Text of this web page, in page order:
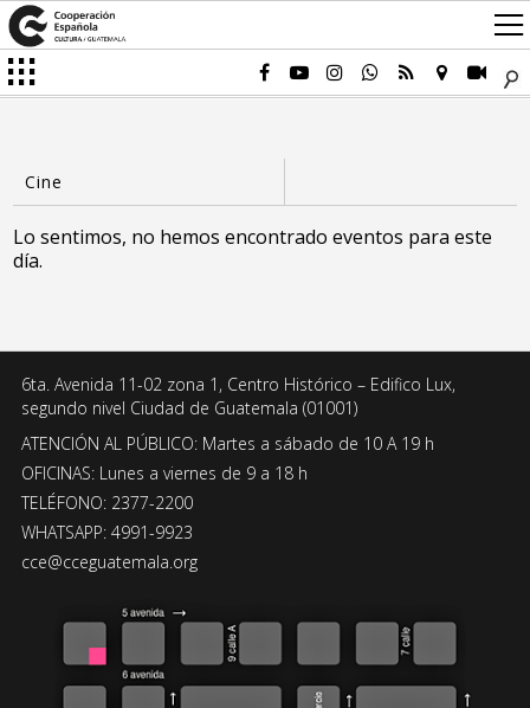
Lo sentimos, no hemos encontrado eventos para este
día.
6ta. Avenida 11-02 zona 1, Centro Histórico – Edifico Lux,
segundo nivel Ciudad de Guatemala (01001)
ATENCIÓN AL PÚBLICO: Martes a sábado de 10 A 19 h
OFICINAS: Lunes a viernes de 9 a 18 h
TELÉFONO: 2377-2200
WHATSAPP: 4991-9923
cce@cceguatemala.org